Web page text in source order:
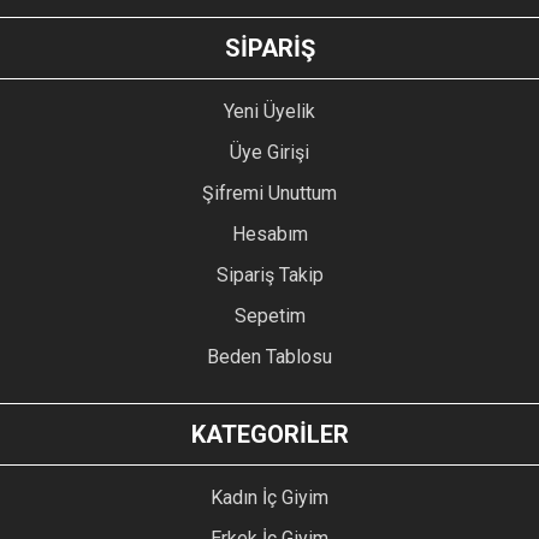
GÖNDER
SİPARİŞ
Yeni Üyelik
Üye Girişi
Şifremi Unuttum
Hesabım
Sipariş Takip
Sepetim
Beden Tablosu
KATEGORİLER
Kadın İç Giyim